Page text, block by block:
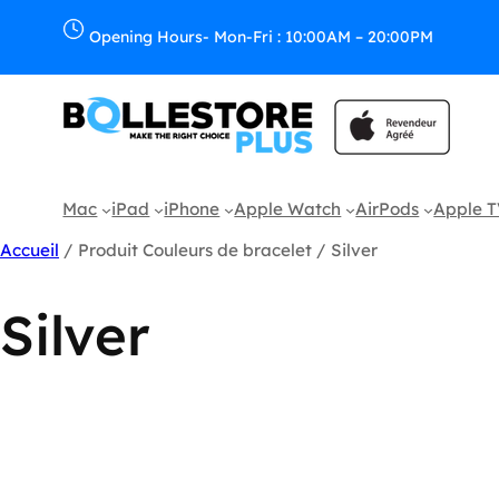
Opening Hours- Mon-Fri : 10:00AM – 20:00PM
Mac iPad iPhone Apple Watch AirPods
Apple
Accueil / Produit Couleurs de bracelet / Silver
Silver